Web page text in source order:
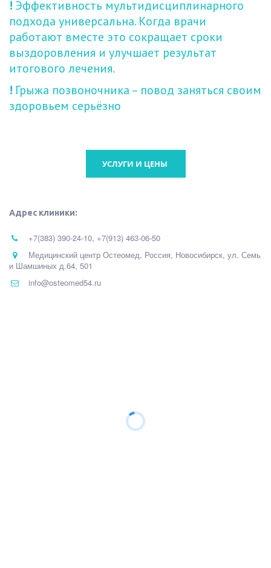
! Эффективность мультидисциплинарного
подхода универсальна. Когда врачи
работают вместе это сокращает сроки
выздоровления и улучшает результат
итогового лечения.
! Грыжа позвоночника – повод заняться своим
здоровьем серьёзно
УСЛУГИ И ЦЕНЫ
Адрес клиники:
+7(383) 390-24-10, +7(913) 463-06-50
Медицинский центр Остеомед, Россия, Новосибирск, ул. Семь
и Шамшиных д.64, 501
info@osteomed54.ru